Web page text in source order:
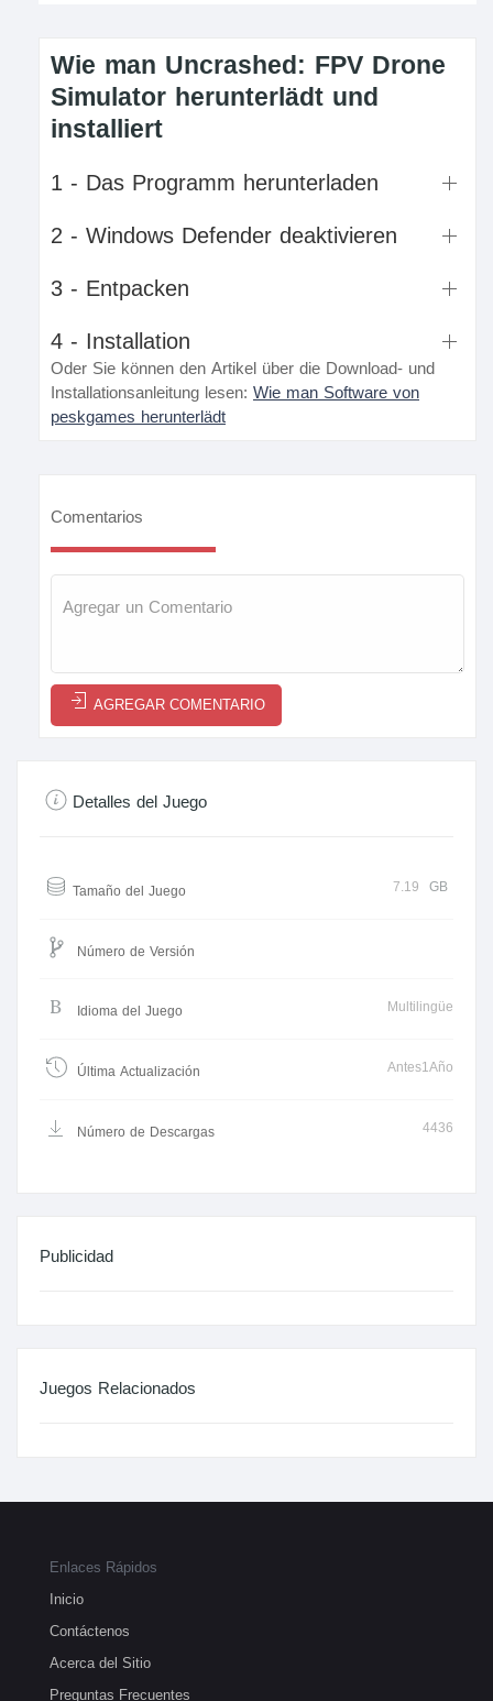
Wie man Uncrashed: FPV Drone
Simulator herunterlädt und
installiert
1 - Das Programm herunterladen
2 - Windows Defender deaktivieren
3 - Entpacken
4 - Installation
Oder Sie können den Artikel über die Download- und
Installationsanleitung lesen: Wie man Software von
peskgames herunterlädt
Comentarios
AGREGAR COMENTARIO
Detalles del Juego
Tamaño del Juego 7.19 GB
Número de Versión
Idioma del Juego Multilingüe
Última Actualización Antes1Año
Número de Descargas 4436
Publicidad
Juegos Relacionados
Enlaces Rápidos
Inicio
Contáctenos
Acerca del Sitio
Preguntas Frecuentes